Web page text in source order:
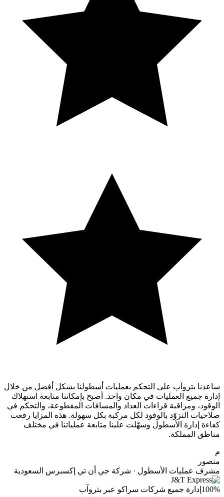
ساعدنا بتروآب على التحكم بعمليات أسطولنا بشكل أفضل من خلال
إدارة جميع العمليات في مكان واحد. أصبح بإمكاننا متابعة استهلاك
الوقود، ومراقبة قراءات العداد والمسافات المقطوعة، والتحكم في
صلاحيات التزوّد بالوقود لكل مركبة بكل سهولة. هذه المزايا رفعت
كفاءة إدارة الأسطول وسهّلت علينا متابعة عملياتنا في مختلف
مناطق المملكة.
م
منصور
مشرف عمليات الأسطول · شركة جي أن تي إكسبرس السعودية
100% إدارة جميع شركات سراكو عبر بتروآب